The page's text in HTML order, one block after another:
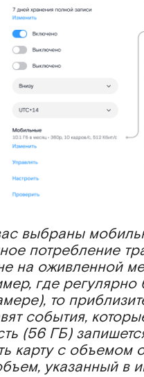
выбраны
потребление
на оживленной
где
то
события,
(56 ГБ)
карту с объемом
указанный в